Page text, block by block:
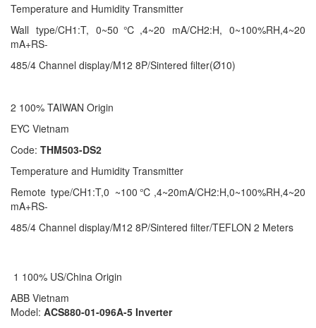
Temperature and Humidity Transmitter
Wall type/CH1:T, 0~50℃,4~20 mA/CH2:H, 0~100%RH,4~20
mA+RS-
485/4 Channel display/M12 8P/Sintered filter(Ø10)
2 100% TAIWAN Origin
EYC Vietnam
Code: THM503-DS2
Temperature and Humidity Transmitter
Remote type/CH1:T,0 ~100℃,4~20mA/CH2:H,0~100%RH,4~20
mA+RS-
485/4 Channel display/M12 8P/Sintered filter/TEFLON 2 Meters
1 100% US/China Origin
ABB Vietnam
Model: ACS880-01-096A-5 Inverter